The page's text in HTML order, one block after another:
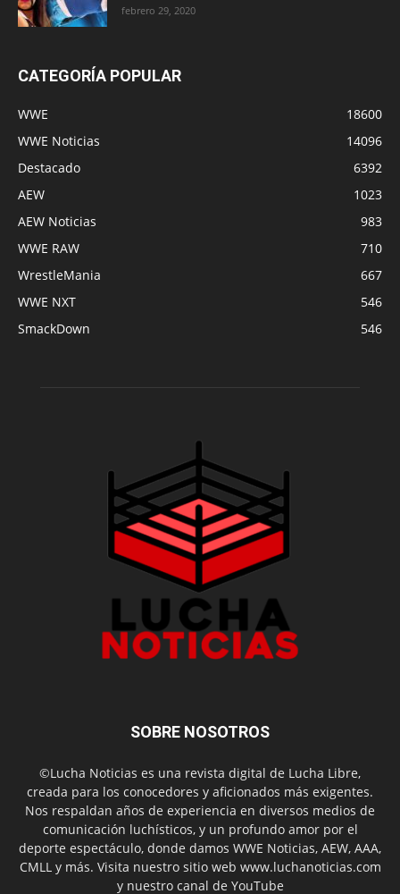
febrero 29, 2020
CATEGORÍA POPULAR
WWE
18600
WWE Noticias
14096
Destacado
6392
AEW
1023
AEW Noticias
983
WWE RAW
710
WrestleMania
667
WWE NXT
546
SmackDown
546
SOBRE NOSOTROS
©Lucha Noticias es una revista digital de Lucha Libre,
creada para los conocedores y aficionados más exigentes.
Nos respaldan años de experiencia en diversos medios de
comunicación luchísticos, y un profundo amor por el
deporte espectáculo, donde damos WWE Noticias, AEW, AAA,
CMLL y más. Visita nuestro sitio web www.luchanoticias.com
y nuestro canal de YouTube